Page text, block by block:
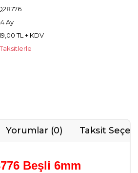
Ay
TL + KDV
Yorumlar (0) Taksit
Beşli 6mm